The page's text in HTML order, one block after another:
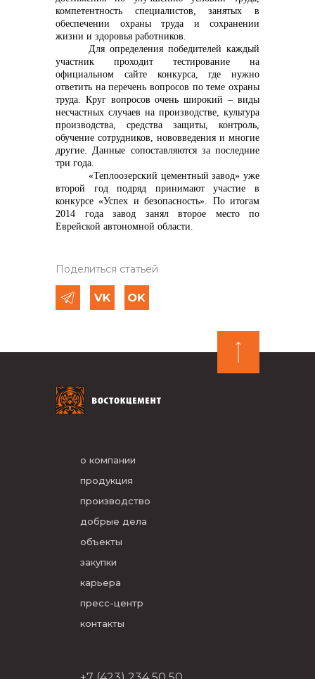
компетентность специалистов, занятых в
обеспечении охраны труда и сохранении
жизни и здоровья работников.
Для определения победителей каждый
участник проходит тестирование на
официальном сайте конкурса, где нужно
ответить на перечень вопросов по теме охраны
труда. Круг вопросов очень широкий – виды
несчастных случаев на производстве, культура
производства, средства защиты, контроль,
обучение сотрудников, нововведения и многие
другие. Данные сопоставляются за последние
три года.
«Теплоозерский цементный завод» уже
второй год подряд принимают участие в
конкурсе «Успех и безопасность». По итогам
2014 года завод занял второе место по
Еврейской автономной области.
Поделиться статьей
о компании
продукция
производство
добрые дела
объекты
закупки
карьера
пресс-центр
контакты